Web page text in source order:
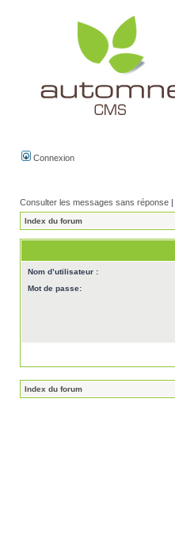
Connexion
Consulter les messages sans réponse |
Index du forum
Nom d’utilisateur :
Mot de passe:
Index du forum